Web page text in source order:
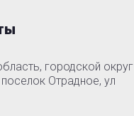
городской округ
Отрадное, ул